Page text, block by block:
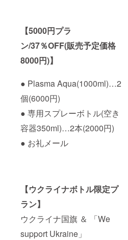
【5000円プラ
ン/37％OFF(販売予定価格
8000円)】
● Plasma Aqua(1000ml)…2
個(6000円)
● 専用スプレーボトル(空き
容器350ml)…2本(2000円)
● お礼メール
【ウクライナボトル限定プ
ラン】
ウクライナ国旗 ＆ 「We
support Ukraine」